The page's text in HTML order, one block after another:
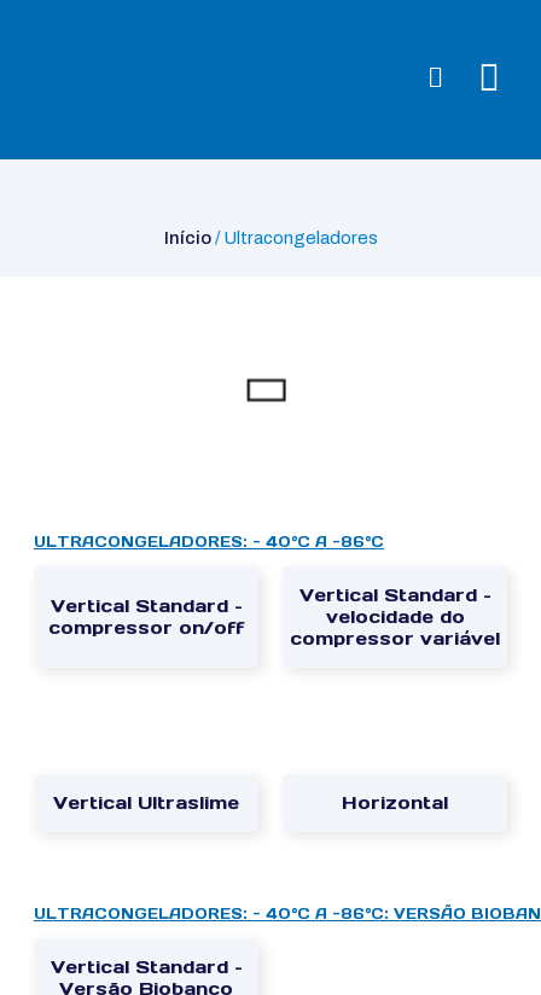
Início/ Ultracongeladores
ULTRACONGELADORES: - 40°C A -86°C
Vertical Standard –
compressor on/off
Vertical Standard –
velocidade do
compressor variável
Vertical Ultraslime Horizontal
ULTRACONGELADORES: - 40°C A -86°C: VERSÃO
Vertical Standard –
Versão Biobanco